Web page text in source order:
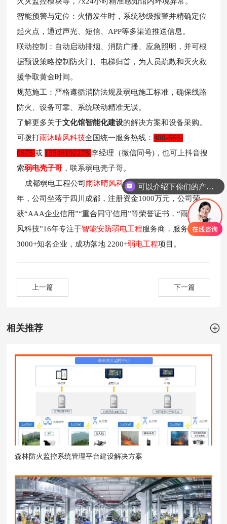
智能预警与定位：火情发生时，系统秒级报警并精确定位
起火点，通过声光、短信、APP等多渠道推送信息。
联动控制：自动启动排烟、消防广播、应急照明，并可根
据预设策略控制防火门、电梯归首，为人员疏散和灭火救
援争取黄金时间。
规范施工：严格遵循消防法规及弱电施工标准，确保线路
防火、设备可靠、系统联动精准无误。
了解更多关于文化馆智能化建设的解决方案和设备采购。
可拨打雨沐晴风科技全国统一服务热线：400-668-
0875或 13548192278李经理（微信同号)，也可上抖音搜
索弱电壳子哥 ，联系弱电壳子哥。
成都弱电工程公司雨沐晴风科技有限公司注册于2017
年，公司坐落于四川成都，注册资金1000万元，公司荣
获“AAA企业信用”“重合同守信用”等荣誉证书，“雨沐晴
风科技”16年专注于智能安防弱电工程服务商，服务过
3000+知名企业，成功落地 2200+弱电工程项目。
上一篇 下一篇
相关推荐 
森林防火监控系统管理平台建设解决方案
可以介绍下你们的产品么？